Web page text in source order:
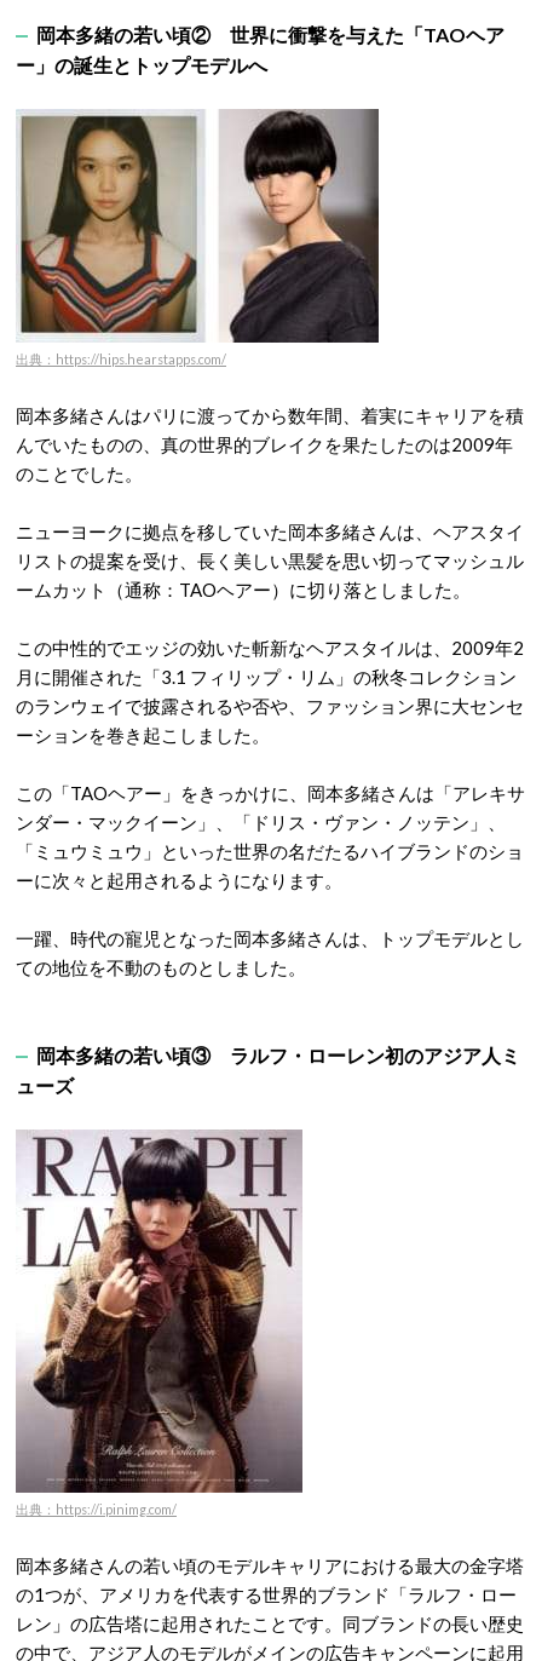
岡本多緒の若い頃② 世界に衝撃を与えた「TAOヘア
ー」の誕生とトップモデルへ
出典：https://hips.hearstapps.com/
岡本多緒さんはパリに渡ってから数年間、着実にキャリアを積
んでいたものの、真の世界的ブレイクを果たしたのは2009年
のことでした。
ニューヨークに拠点を移していた岡本多緒さんは、ヘアスタイ
リストの提案を受け、長く美しい黒髪を思い切ってマッシュル
ームカット（通称：TAOヘアー）に切り落としました 。
この中性的でエッジの効いた斬新なヘアスタイルは、2009年2
月に開催された「3.1 フィリップ・リム」の秋冬コレクション
のランウェイで披露されるや否や、ファッション界に大センセ
ーションを巻き起こしました 。
この「TAOヘアー」をきっかけに、岡本多緒さんは「アレキサ
ンダー・マックイーン」、「ドリス・ヴァン・ノッテン」、
「ミュウミュウ」といった世界の名だたるハイブランドのショ
ーに次々と起用されるようになります。
一躍、時代の寵児となった岡本多緒さんは、トップモデルとし
ての地位を不動のものとしました。
岡本多緒の若い頃③ ラルフ・ローレン初のアジア人ミ
ューズ
出典：https://i.pinimg.com/
岡本多緒さんの若い頃のモデルキャリアにおける最大の金字塔
の1つが、アメリカを代表する世界的ブランド「ラルフ・ロー
レン」の広告塔に起用されたことです。同ブランドの長い歴史
の中で、アジア人のモデルがメインの広告キャンペーンに起用